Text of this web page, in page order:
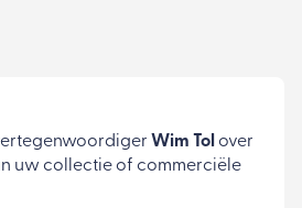
Wim Tol over
uw collectie of commerciële